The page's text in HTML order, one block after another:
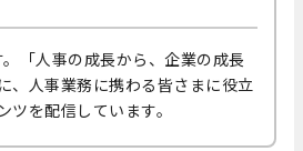
「人事の成長から、企業の成長
、人事業務に携わる皆さまに役立
ツを配信しています。